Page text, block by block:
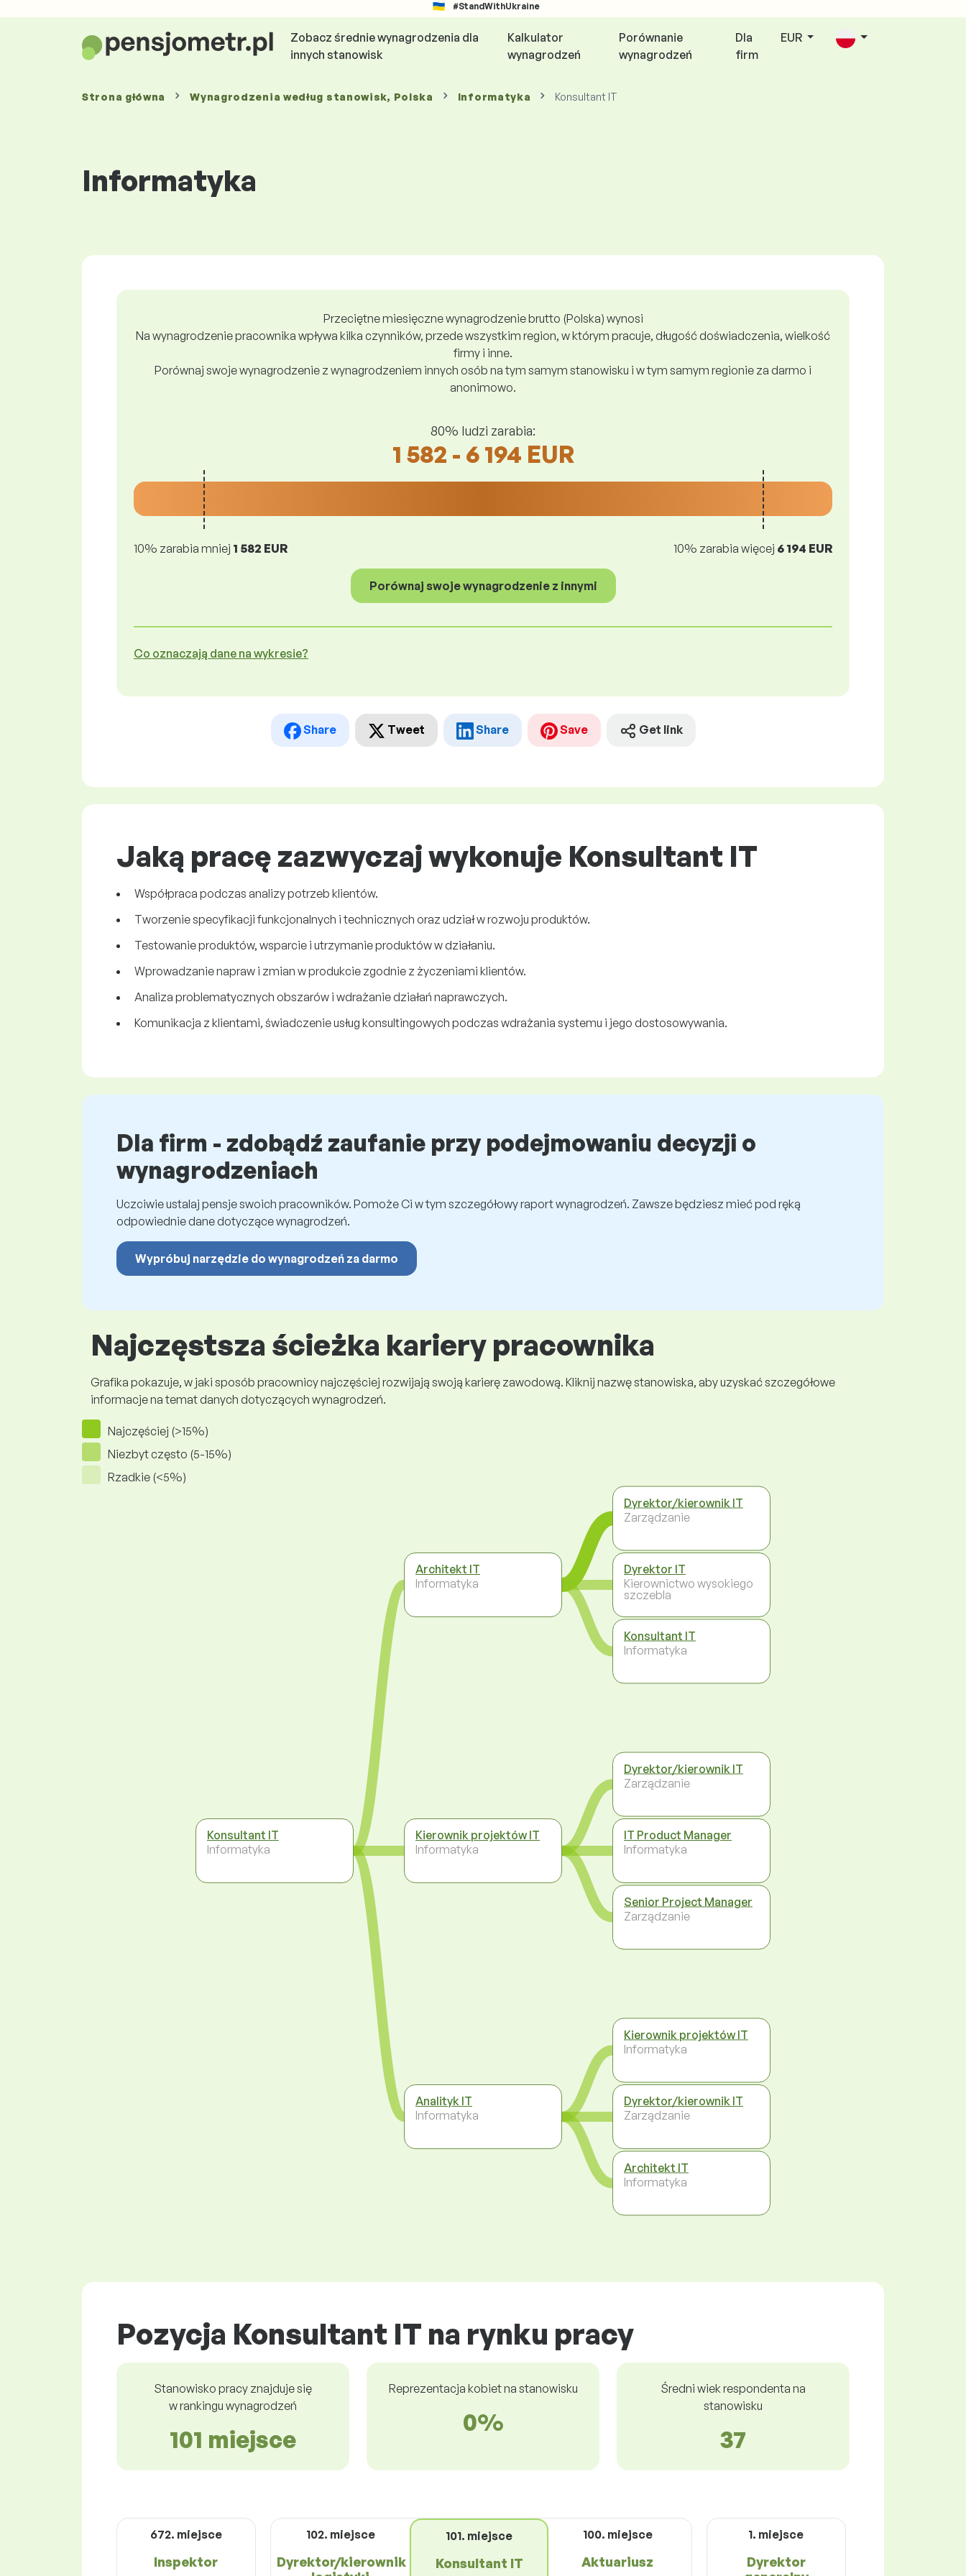
#StandWithUkraine
Zobacz średnie wynagrodzenia dla
innych stanowisk
Kalkulator
wynagrodzeń
Porównanie
wynagrodzeń
Dla
firm
EUR
Strona główna Wynagrodzenia według stanowisk, Polska Informatyka Konsultant IT
Informatyka
Przeciętne miesięczne wynagrodzenie brutto (Polska) wynosi
Na wynagrodzenie pracownika wpływa kilka czynników, przede wszystkim region, w którym pracuje, długość doświadczenia, wielkość
firmy i inne.
Porównaj swoje wynagrodzenie z wynagrodzeniem innych osób na tym samym stanowisku i w tym samym regionie za darmo i
anonimowo.
80% ludzi zarabia:
1 582 - 6 194 EUR
10% zarabia mniej 1 582 EUR 10% zarabia więcej 6 194 EUR
Porównaj swoje wynagrodzenie z innymi
Co oznaczają dane na wykresie?
Share Tweet Share Save Get link
Jaką pracę zazwyczaj wykonuje Konsultant IT
Współpraca podczas analizy potrzeb klientów.
Tworzenie specyfikacji funkcjonalnych i technicznych oraz udział w rozwoju produktów.
Testowanie produktów, wsparcie i utrzymanie produktów w działaniu.
Wprowadzanie napraw i zmian w produkcie zgodnie z życzeniami klientów.
Analiza problematycznych obszarów i wdrażanie działań naprawczych.
Komunikacja z klientami, świadczenie usług konsultingowych podczas wdrażania systemu i jego dostosowywania.
Dla firm - zdobądź zaufanie przy podejmowaniu decyzji o
wynagrodzeniach
Uczciwie ustalaj pensje swoich pracowników. Pomoże Ci w tym szczegółowy raport wynagrodzeń. Zawsze będziesz mieć pod ręką
odpowiednie dane dotyczące wynagrodzeń.
Wypróbuj narzędzie do wynagrodzeń za darmo
Najczęstsza ścieżka kariery pracownika
Grafika pokazuje, w jaki sposób pracownicy najczęściej rozwijają swoją karierę zawodową. Kliknij nazwę stanowiska, aby uzyskać szczegółowe
informacje na temat danych dotyczących wynagrodzeń.
Najczęściej (>15%)
Niezbyt często (5-15%)
Rzadkie (<5%)
Konsultant IT
Informatyka
Architekt IT
Informatyka
Kierownik projektów IT
Informatyka
Analityk IT
Informatyka
Dyrektor/kierownik IT
Zarządzanie
Dyrektor IT
Kierownictwo wysokiego
szczebla
Konsultant IT
Informatyka
Dyrektor/kierownik IT
Zarządzanie
IT Product Manager
Informatyka
Senior Project Manager
Zarządzanie
Kierownik projektów IT
Informatyka
Dyrektor/kierownik IT
Zarządzanie
Architekt IT
Informatyka
Pozycja Konsultant IT na rynku pracy
Stanowisko pracy znajduje się
w rankingu wynagrodzeń
101 miejsce
Reprezentacja kobiet na stanowisku
0%
Średni wiek respondenta na
stanowisku
37
672. miejsce
Inspektor
102. miejsce
Dyrektor/kierownik
101. miejsce
Konsultant IT
100. miejsce
Aktuariusz
1. miejsce
Dyrektor